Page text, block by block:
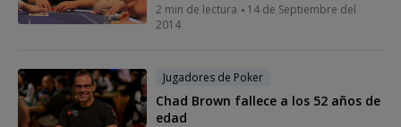
2 min de lectura
14 de Septiembre del
2014
Jugadores de Poker
Chad Brown fallece a los 52 años de
edad